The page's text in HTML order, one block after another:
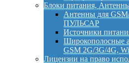
Блоки питания,
Антенны для
ПУЛЬСАР
Источники
Широкополосные
GSM 2G/3G/4G,
Лицензии на право